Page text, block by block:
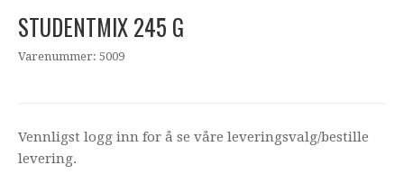
STUDENTMIX 245 G
Varenummer: 5009
Vennligst logg inn for å se våre leveringsvalg/bestille
levering.